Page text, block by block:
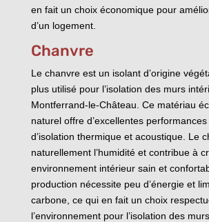
en fait un choix économique pour
d’un logement.
Chanvre
Le chanvre est un isolant d’origine
plus utilisé pour l’isolation des murs
Montferrand-le-Château. Ce matériau
naturel offre d’excellentes
d’isolation thermique et acoustique. Le
naturellement l’humidité et contribue à
environnement intérieur sain et
production nécessite peu d’énergie et
carbone, ce qui en fait un choix
l’environnement pour l’isolation des